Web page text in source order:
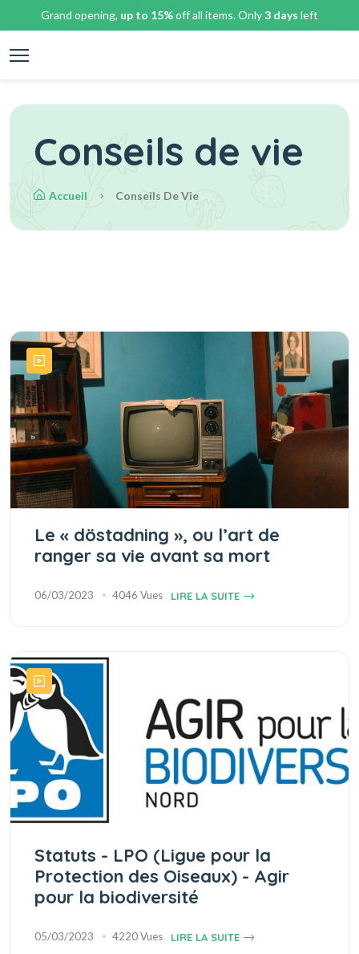
Grand opening, up to 15%off all items. Only3 days left
Conseils de vie
Accueil Conseils De Vie
Le « döstadning », ou l’art de
ranger sa vie avant sa mort
06/03/2023 4046 Vues LIRE LA SUITE
Statuts - LPO (Ligue pour la
Protection des Oiseaux) - Agir
pour la biodiversité
05/03/2023 4220 Vues LIRE LA SUITE